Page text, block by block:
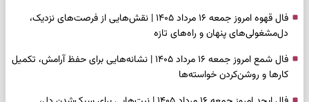
فال قهوه امروز جمعه ۱۶ مرداد ۱۴۰۵ | نقش‌هایی از فرصت‌های نزدیک،
دل‌مشغولی‌های پنهان و راه‌های تازه
فال شمع امروز جمعه ۱۶ مرداد ۱۴۰۵ | نشانه‌هایی برای حفظ آرامش، تکمیل
کارها و روشن‌کردن خواسته‌ها